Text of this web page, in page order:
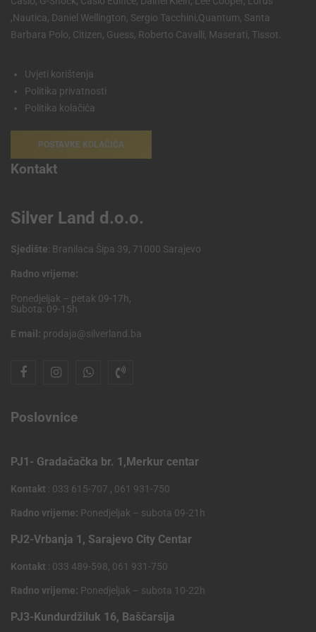
,Nautica, Daniel Wellington, Sergio Tacchini,Quantum, Santa
Barbara Polo, Citizen, Guess, Roberto Cavalli, Maserati, Tissot.
Uvjeti korištenja
Politika privatnosti
Politika kolačića
POSTAVKE KOLAČIĆA
Kontakt
Silver Land d.o.o.
Sjedište: Branilaca Šipa 39, 71000 Sarajevo
Radno vrijeme:
Ponedjeljak – petak 09-17h,
Subota: 09-15h
E mail: prodaja@silverland.ba
Poslovnice
PJ1- Gradačačka br. 1,Merkur centar
Kontakt : 033 615-707 , 061 931-750
Radno vrijeme: Ponedjeljak – subota 09-21h
PJ2-Vrbanja 1, Sarajevo City Centar
Kontakt : 033 489-598, 061 931-750
Radno vrijeme: Ponedjeljak – subota 10-22h
PJ3-Kundurdžiluk 16, Baščarsija